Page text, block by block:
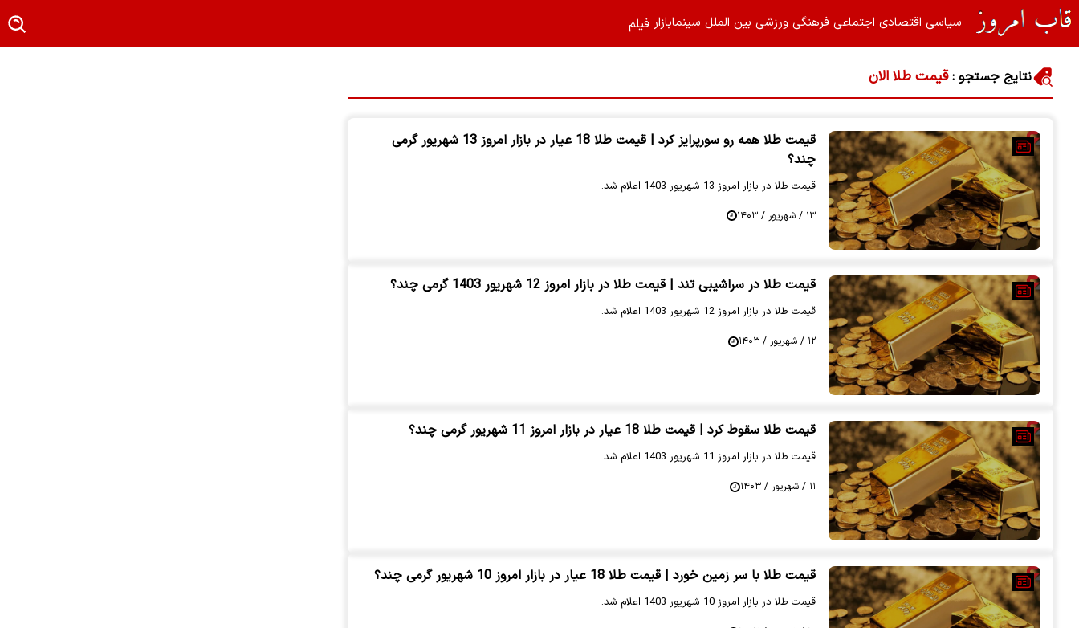
سیاسیاقتصادیاجتماعیفرهنگیورزشیبین المللسینمابازارفیلم‌
نتایج جستجو :قیمت طلا الان
قیمت طلا همه رو سورپرایز کرد | قیمت طلا 18 عیار در بازار امروز 13 شهریور گرمی
چند؟
قیمت طلا در بازار امروز 13 شهریور 1403 اعلام شد.
۱۳ / شهریور / ۱۴۰۳
قیمت طلا در سراشیبی تند | قیمت طلا در بازار امروز 12 شهریور 1403 گرمی چند؟
قیمت طلا در بازار امروز 12 شهریور 1403 اعلام شد.
۱۲ / شهریور / ۱۴۰۳
قیمت طلا سقوط کرد | قیمت طلا 18 عیار در بازار امروز 11 شهریور گرمی چند؟
قیمت طلا در بازار امروز 11 شهریور 1403 اعلام شد.
۱۱ / شهریور / ۱۴۰۳
قیمت طلا با سر زمین خورد | قیمت طلا 18 عیار در بازار امروز 10 شهریور گرمی چند؟
قیمت طلا در بازار امروز 10 شهریور 1403 اعلام شد.